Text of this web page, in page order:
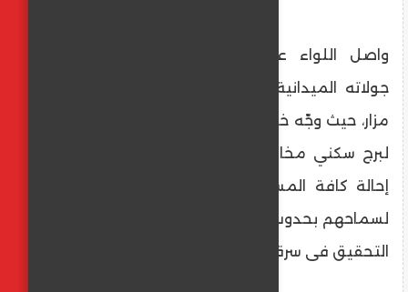
واصل اللواء عماد كدواني، محافظ المنيا،
جولاته الميدانية المفاجئة بمركز ومدينة بني
مزار، حيث وجّه خلال جولته اليوم بالإزالة الفورية
لبرج سكني مخالف تم بناؤه دون ترخيص، مع
إحالة كافة المسؤولين المتقاعسين للتحقيق
لسماحهم بحدوث التعدي على أملاك الدولة، و
التحقيق فى سرقة المياه والكهرباء.